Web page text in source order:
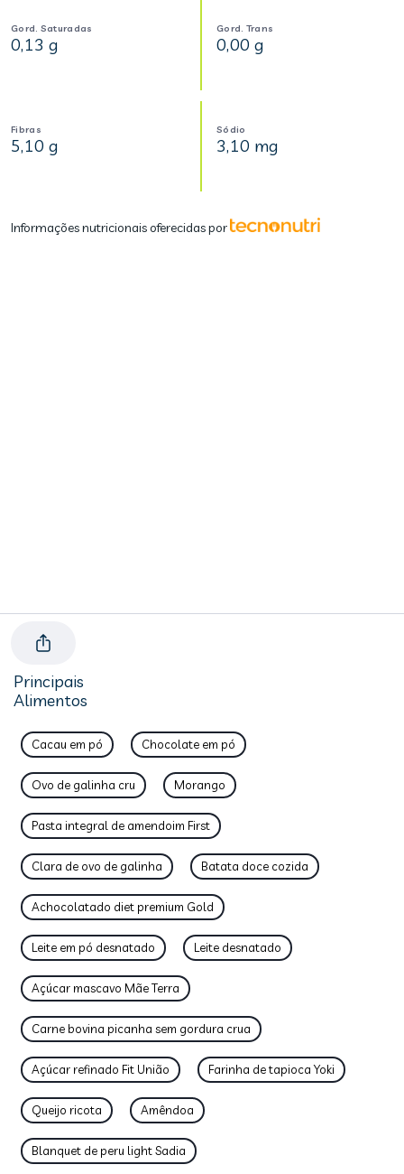
Gord. Saturadas
0,13 g
Gord. Trans
0,00 g
Fibras
5,10 g
Sódio
3,10 mg
Informações nutricionais oferecidas por
Principais
Alimentos
Cacau em pó Chocolate em pó
Ovo de galinha cru Morango
Pasta integral de amendoim First
Clara de ovo de galinha Batata doce cozida
Achocolatado diet premium Gold
Leite em pó desnatado Leite desnatado
Açúcar mascavo Mãe Terra
Carne bovina picanha sem gordura crua
Açúcar refinado Fit União Farinha de tapioca Yoki
Queijo ricota Amêndoa
Blanquet de peru light Sadia